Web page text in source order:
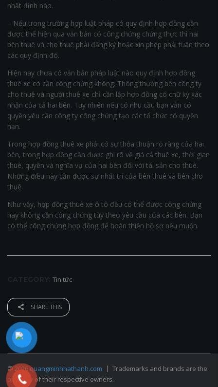
nhất định nào.
– Nếu trong trường hợp luật pháp có quy định hợp đồng cần
được thể hiện qua văn bản có công chứng chứng thực thì hai
bên thuê và cho thuê phải đăng ký hoặc xin phép phải tuân theo
các quy định đó.
Hiện nay chưa có văn bản pháp luật nào quy định hợp đồng
thuê xe có cần công chứng không. Thông thường bên công ty
cho thuê và người thuê xe chỉ cần lập hợp đồng có chữ ký xác
nhận của cả hai bên. Tuy nhiên nếu có nhu cầu bạn vẫn có
quyền yêu cần công ty công chứng tạo các tổ chức có quyền
hạn.
Trong hợp đồng thuê xe phải có sự thỏa thuận rõ ràng của hai
bên, trong hợp đồng cần được ghi rõ về giá cả thuê xe, thời gian
thuê, quyền và nghĩa vụ của hai bên đối với tài sản cho thuê.
Những điều này cần được sự nhất trí của bên thuê và bên cho
thuê.
Như vậy, hợp đồng thuê xe ô tô đều có thể được công chứng
hay không cần công chứng tùy theo yêu cầu của các bên. Bạn
có thể công chứng hợp đồng để hoàn thiện hồ sơ nếu muốn.
Tin tức
SHARE THIS
© 2026quangminhhathanh.com
Trademarks and brands are the
property of their respective owners.